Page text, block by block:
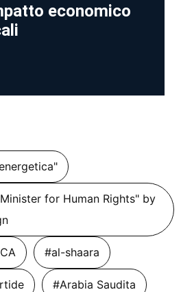
economico
for Human Rights" by
#al-shaara
#Arabia Saudita